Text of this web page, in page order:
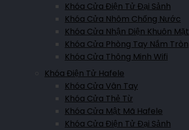
Khóa Cửa Điện Tử Đại Sảnh
Khóa Cửa Nhôm Chống Nước
Khóa Cửa Nhận Diện Khuôn Mặt
Khóa Cửa Phòng Tay Nắm Tròn
Khóa Cửa Thông Minh Wifi
Khóa Điện Tử Hafele
Khóa Cửa Vân Tay
Khóa Cửa Thẻ Từ
Khóa Cửa Mật Mã Hafele
Khóa Cửa Điện Tử Đại Sảnh